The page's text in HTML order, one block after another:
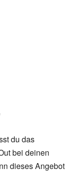
du das
bei deinen
dieses Angebot